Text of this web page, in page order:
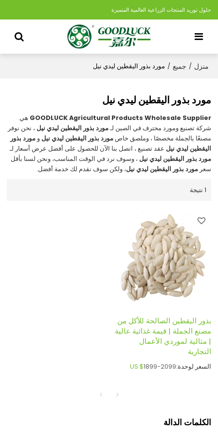
حلول توريد المنتجات الزراعية العالمية المتميزة
منزل / جميع / مورد بذور اليقطين ليدي نيل
مورد بذور اليقطين ليدي نيل
GOODLUCK Agricultural Products Wholesale Supplier هي
شركة تصنيع ومورد محترف في الصين لـمورد بذور اليقطين ليدي نيل ، نحن نوفر
مصنعًا بالجملة مخصصًا ، وملصق خاصمورد بذور اليقطين ليدي نيل ومورد بذور
اليقطين ليدي نيل عقد تصنيع ، اتصل بنا الآن للحصول على أفضل عرض أسعار لـ
مورد بذور اليقطين ليدي نيل ، وسوف نرد في الوقت المناسب، ونحن لسنا بأقل
سعرمورد بذور اليقطين ليدي نيل، ولكن سوف نقدم لك خدمة أفضل.
1 نتيجة
بذور اليقطين الصالحة للأكل من
مصنع الجملة | قيمة غذائية عالية
| مثالية لموردي الأعمال
التجارية
السعر لوحدة: US $1899-2099
الكلمات الدالة